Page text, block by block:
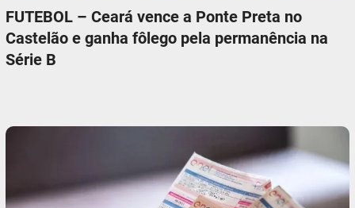
FUTEBOL – Ceará vence a Ponte Preta no
Castelão e ganha fôlego pela permanência na
Série B